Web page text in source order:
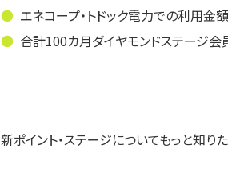
エネコープ・トドック電力での利用金
合計100カ月ダイヤモンドステージ
新ポイント・ステージについてもっと知り